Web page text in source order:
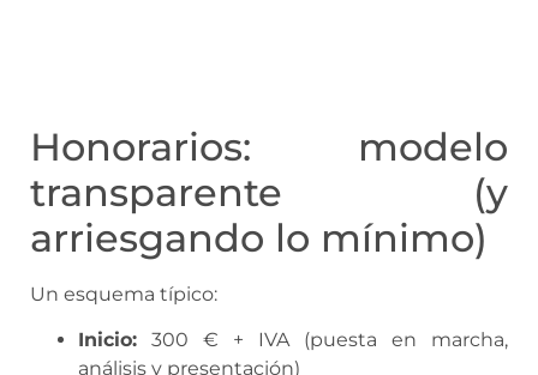
Honorarios: modelo
transparente (y
arriesgando lo mínimo)
Un esquema típico:
Inicio: 300 € + IVA (puesta en marcha,
análisis y presentación)